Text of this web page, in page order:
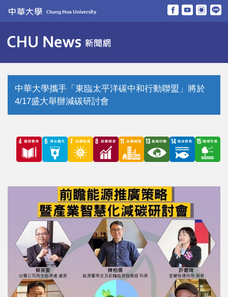
跳
要
內
中華大學攜手「東臨太平洋碳中和行動聯盟」將於
4/17盛大舉辦減碳研討會